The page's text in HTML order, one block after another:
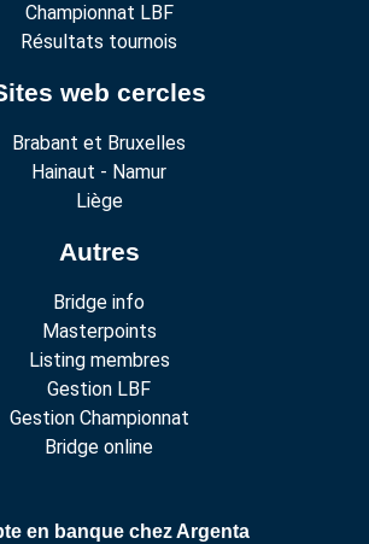
Championnat LBF
Résultats tournois
web cercles
Brabant et Bruxelles
Hainaut - Namur
Liège
Autres
Bridge info
Masterpoints
Listing membres
Gestion LBF
Gestion Championnat
Bridge online
en banque chez Argenta